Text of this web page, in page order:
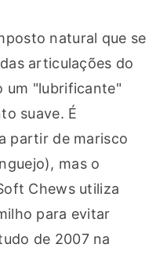
natural que se
articulações do
um "lubrificante"
suave. É
partir de marisco
mas o
Chews utiliza
para evitar
de 2007 na